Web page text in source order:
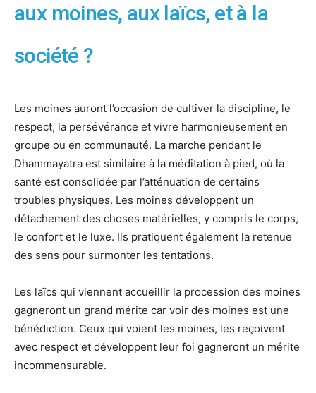
aux moines, aux laïcs, et à la
société ?
Les moines auront l’occasion de cultiver la discipline, le
respect, la persévérance et vivre harmonieusement en
groupe ou en communauté. La marche pendant le
Dhammayatra est similaire à la méditation à pied, où la
santé est consolidée par l’atténuation de certains
troubles physiques. Les moines développent un
détachement des choses matérielles, y compris le corps,
le confort et le luxe. Ils pratiquent également la retenue
des sens pour surmonter les tentations.
Les laïcs qui viennent accueillir la procession des moines
gagneront un grand mérite car voir des moines est une
bénédiction. Ceux qui voient les moines, les reçoivent
avec respect et développent leur foi gagneront un mérite
incommensurable.